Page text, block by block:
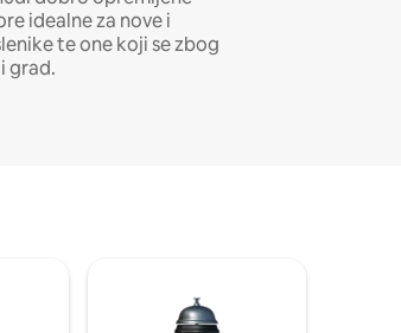
idealne za nove i
te one koji se zbog
grad.